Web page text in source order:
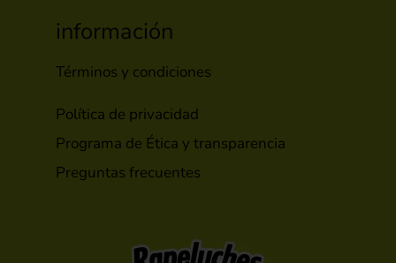
información
Términos y condiciones
Política de privacidad
Programa de Ética y transparencia
Preguntas frecuentes